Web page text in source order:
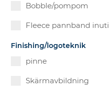
Bobble/pompom
Fleece pannband inuti
Finishing/logoteknik
pinne
Skärmavbildning